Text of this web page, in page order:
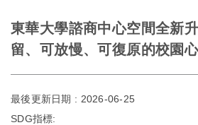
東華大學諮商中心空間全新
留、可放慢、可復原的校園
最後更新日期 : 2026-06-25
SDG指標: